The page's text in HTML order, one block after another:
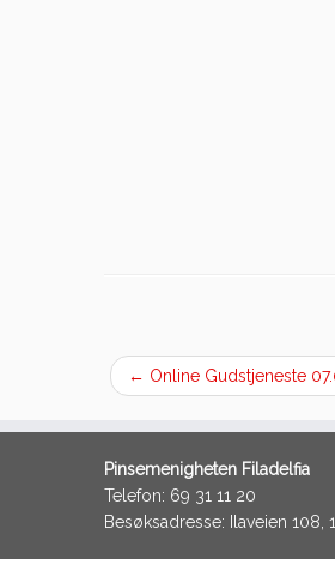
← Online Gudstjeneste
Pinsemenigheten Filadelfia
Telefon: 69 31 11 20
Besøksadresse: Ilaveien 108,